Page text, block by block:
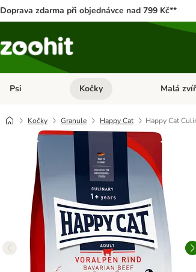
Doprava zdarma při objednávce nad 799 Kč**
Psi Otevřít menu: Psi
Kočky Otevřít
Malá
Kočky Granule Happy Cat Happy Cat